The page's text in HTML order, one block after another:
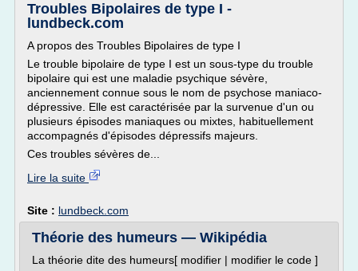
Troubles Bipolaires de type I -
lundbeck.com
A propos des Troubles Bipolaires de type I
Le trouble bipolaire de type I est un sous-type du trouble
bipolaire qui est une maladie psychique sévère,
anciennement connue sous le nom de psychose maniaco-
dépressive. Elle est caractérisée par la survenue d'un ou
plusieurs épisodes maniaques ou mixtes, habituellement
accompagnés d'épisodes dépressifs majeurs.
Ces troubles sévères de...
Lire la suite
Site : lundbeck.com
Théorie des humeurs — Wikipédia
La théorie dite des humeurs[ modifier | modifier le code ]